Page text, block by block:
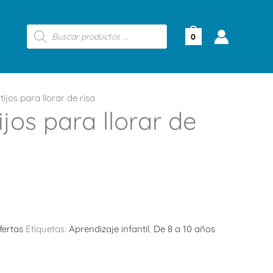
Búsqueda
de
productos
0
para llorar de risa
para llorar de
Etiquetas: Aprendizaje infantil, De 8 a 10 años